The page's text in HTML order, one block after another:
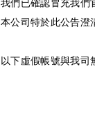
本公司特於此公告澄
以下虛假帳號與我司